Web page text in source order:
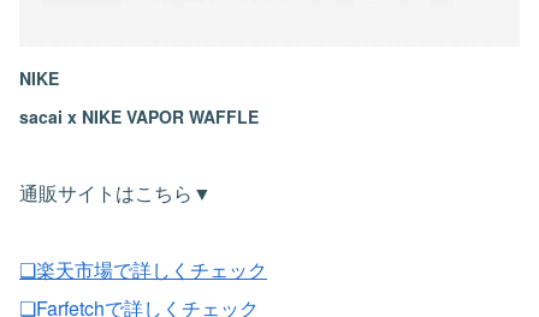
NIKE
sacai x NIKE VAPOR WAFFLE
通販サイトはこちら▼
❑楽天市場で詳しくチェック
❏Farfetchで詳しくチェック